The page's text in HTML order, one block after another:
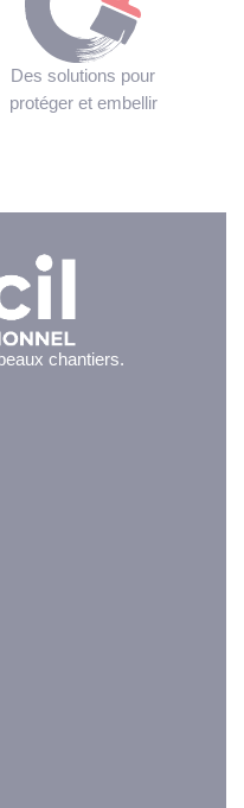
Des solutions pour
protéger et embellir
chantiers.